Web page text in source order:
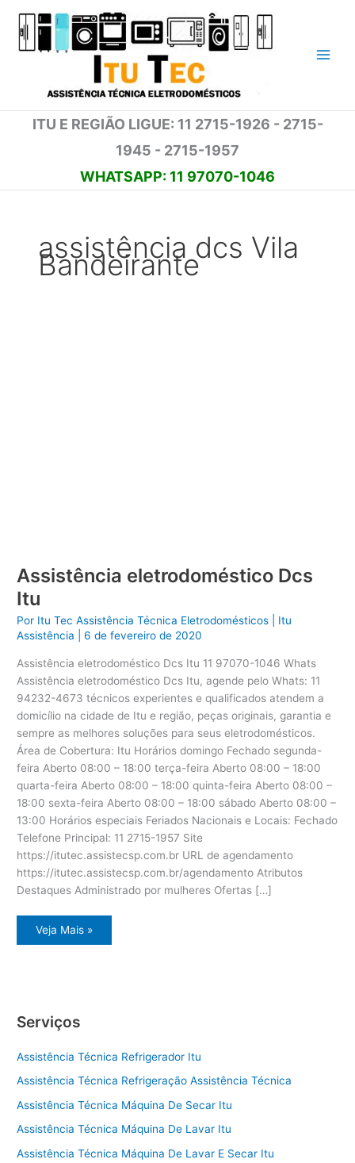
para
ITU E REGIÃO LIGUE: 11 2715-1926 - 2715-
1945 - 2715-1957
WHATSAPP: 11 97070-1046
assistência dcs Vila
Bandeirante
Assistência eletrodoméstico Dcs
Itu
Por Itu Tec Assistência Técnica Eletrodomésticos
Itu
Assistência |6 de fevereiro de 2020
Assistência eletrodoméstico Dcs Itu 11 97070-1046 Whats
Assistência eletrodoméstico Dcs Itu, agende pelo Whats: 11
94232-4673 técnicos experientes e qualificados atendem a
domicílio na cidade de Itu e região, peças originais, garantia e
sempre as melhores soluções para seus eletrodomésticos.
Área de Cobertura: Itu Horários domingo Fechado segunda-
feira Aberto 08:00 – 18:00 terça-feira Aberto 08:00 – 18:00
quarta-feira Aberto 08:00 – 18:00 quinta-feira Aberto 08:00 –
18:00 sexta-feira Aberto 08:00 – 18:00 sábado Aberto 08:00 –
13:00 Horários especiais Feriados Nacionais e Locais: Fechado
Telefone Principal: 11 2715-1957 Site
https://itutec.assistecsp.com.br URL de agendamento
https://itutec.assistecsp.com.br/agendamento Atributos
Destaques Administrado por mulheres Ofertas […]
Assistência
eletrodoméstico
Veja Mais »
Serviços
Assistência Técnica Refrigerador Itu
Assistência Técnica Refrigeração Assistência Técnica
Assistência Técnica Máquina De Secar Itu
Assistência Técnica Máquina De Lavar Itu
Assistência Técnica Máquina De Lavar E Secar Itu